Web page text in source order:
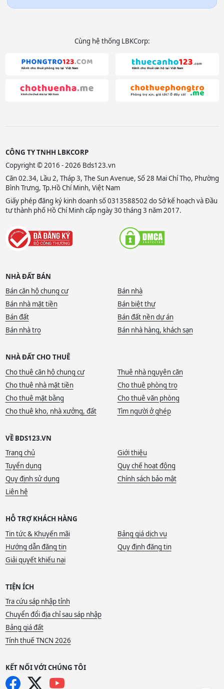
Cùng hệ thống LBKCorp:
CÔNG TY TNHH LBKCORP
Copyright © 2016 - 2026 Bds123.vn
Căn 02.34, Lầu 2, Tháp 3, The Sun Avenue, Số 28 Mai Chí Thọ, Phường
Bình Trưng, Tp.Hồ Chí Minh, Việt Nam
Giấy phép đăng ký kinh doanh số 0313588502 do Sở kế hoạch và Đầu
tư thành phố Hồ Chí Minh cấp ngày 30 tháng 3 năm 2017.
NHÀ ĐẤT BÁN
Bán căn hộ chung cư
Bán nhà
Bán nhà mặt tiền
Bán biệt thự
Bán đất
Bán đất nền dự án
Bán nhà trọ
Bán nhà hàng, khách sạn
NHÀ ĐẤT CHO THUÊ
Cho thuê căn hộ chung cư
Thuê nhà nguyên căn
Cho thuê nhà mặt tiền
Cho thuê phòng trọ
Cho thuê mặt bằng
Cho thuê văn phòng
Cho thuê kho, nhà xưởng, đất
Tìm người ở ghép
VỀ BDS123.VN
Trang chủ
Giới thiệu
Tuyển dụng
Quy chế hoạt động
Quy định sử dụng
Chính sách bảo mật
Liên hệ
HỖ TRỢ KHÁCH HÀNG
Tin tức & Khuyến mãi
Bảng giá dịch vụ
Hướng dẫn đăng tin
Quy định đăng tin
Giải quyết khiếu nại
TIỆN ÍCH
Tra cứu sáp nhập tỉnh
Chuyển đổi địa chỉ sau sáp nhập
Bảng giá đất
Tính thuế TNCN 2026
KẾT NỐI VỚI CHÚNG TÔI